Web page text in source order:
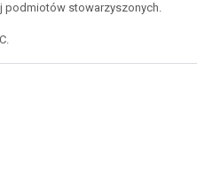
podmiotów stowarzyszonych.